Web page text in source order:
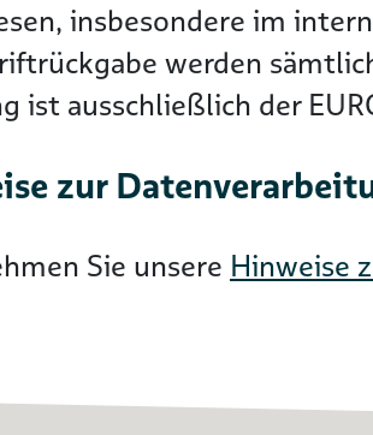
insbesondere im
werden
ist ausschließlich der
zur
Sie unsere Hinweise